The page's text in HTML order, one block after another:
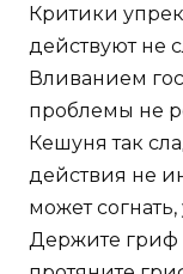
Критики
действуют не
Вливанием
проблемы не
Кешуня так
действия не
может
Держите гриф